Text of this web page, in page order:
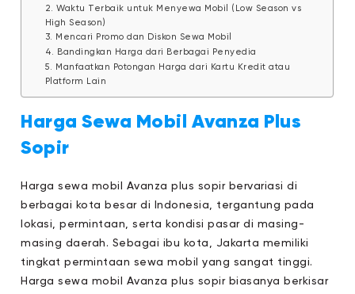
2. Waktu Terbaik untuk Menyewa Mobil (Low Season vs
High Season)
3. Mencari Promo dan Diskon Sewa Mobil
4. Bandingkan Harga dari Berbagai Penyedia
5. Manfaatkan Potongan Harga dari Kartu Kredit atau
Platform Lain
Harga Sewa Mobil Avanza Plus
Sopir
Harga sewa mobil Avanza plus sopir bervariasi di
berbagai kota besar di Indonesia, tergantung pada
lokasi, permintaan, serta kondisi pasar di masing-
masing daerah. Sebagai ibu kota, Jakarta memiliki
tingkat permintaan sewa mobil yang sangat tinggi.
Harga sewa mobil Avanza plus sopir biasanya berkisar